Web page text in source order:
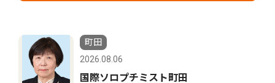
町田
2026.08.06
国際ソロプチミスト町田